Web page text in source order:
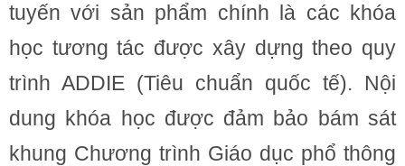
tuyến với sản phẩm chính là các khóa
học tương tác được xây dựng theo quy
trình ADDIE (Tiêu chuẩn quốc tế). Nội
dung khóa học được đảm bảo bám sát
khung Chương trình Giáo dục phổ thông